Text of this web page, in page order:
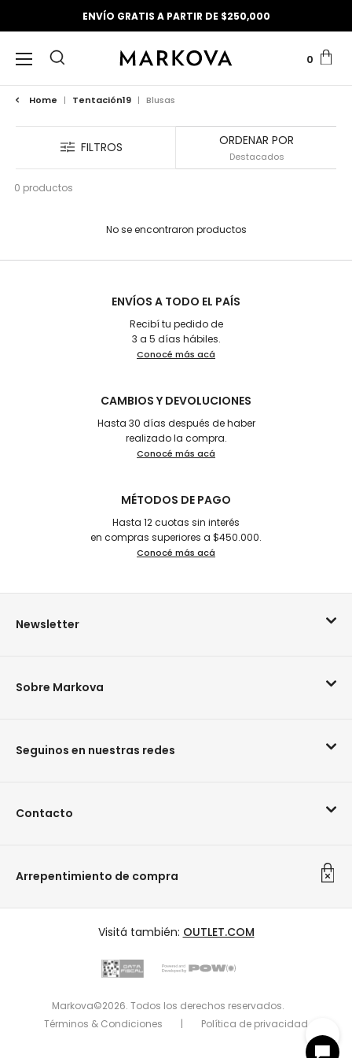
ENVÍO GRATIS A PARTIR DE $250,000
0
Home | Tentación19 | Blusas
FILTROS ORDENAR POR
0 productos
No se encontraron productos
ENVÍOS A TODO EL PAÍS
Recibí tu pedido de
3 a 5 días hábiles.
Conocé más acá
CAMBIOS Y DEVOLUCIONES
Hasta 30 días después de haber
realizado la compra.
Conocé más acá
MÉTODOS DE PAGO
Hasta 12 cuotas sin interés
en compras superiores a $450.000.
Conocé más acá
Newsletter
Sobre Markova
Seguinos en nuestras redes
Contacto
Arrepentimiento de compra
Visitá también: OUTLET.COM
Markova©2026. Todos los derechos reservados.
Términos & Condiciones
| Política de privacidad